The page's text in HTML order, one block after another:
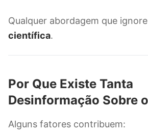
Qualquer abordagem que
científica.
Por Que Existe Tanta
Desinformação Sobre
Alguns fatores contribuem: